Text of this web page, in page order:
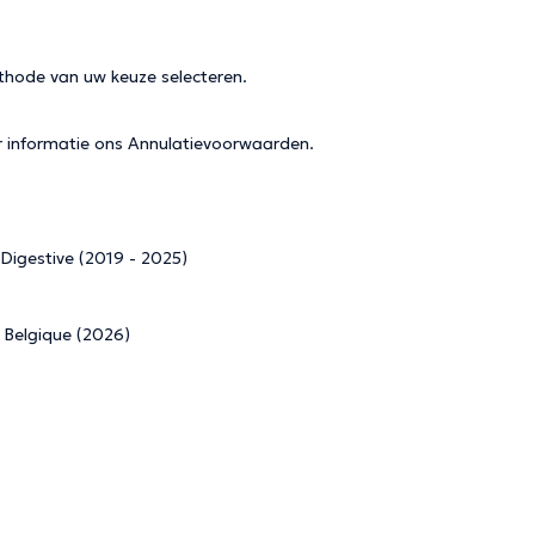
van uw keuze selecteren.
informatie ons Annulatievoorwaarden.
(2019 - 2025)
(2026)